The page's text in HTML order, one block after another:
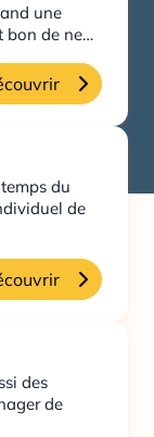
une
bon de ne…
du
de
des
de